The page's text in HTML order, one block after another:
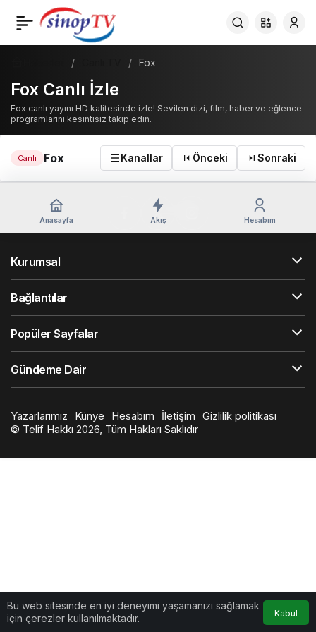
Fox
Fox Canlı İzle
Fox canlı yayını HD kalitesinde izle! Sevilen dizi, film, haber ve eğlence
programlarını kesintisiz takip edin.
Canlı Fox Kanallar Önceki Sonraki
Bu web sitesinde en iyi deneyimi yaşamanızı sağlamak
için çerezler kullanılmaktadır.
Kabul
Anasayfa Akış Hesabım
Kurumsal
Bağlantılar
Popüler Sayfalar
Gündeme Dair
Yazarlarımız Künye Hesabım İletişim Gizlilik politikası
© Telif Hakkı 2026, Tüm Hakları Saklıdır